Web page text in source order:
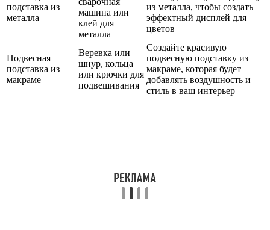
подставка из
металла
машина или
клей для
металла
из металла, чтобы создать
эффектный дисплей для
цветов
Подвесная
подставка из
макраме
Веревка или
шнур, кольца
или крючки для
подвешивания
Создайте красивую
подвесную подставку из
макраме, которая будет
добавлять воздушность и
стиль в ваш интерьер